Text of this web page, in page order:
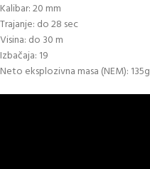
Kalibar: 20 mm
Trajanje: do 28 sec
Visina: do 30 m
Izbačaja: 19
Neto eksplozivna masa (NEM): 135g